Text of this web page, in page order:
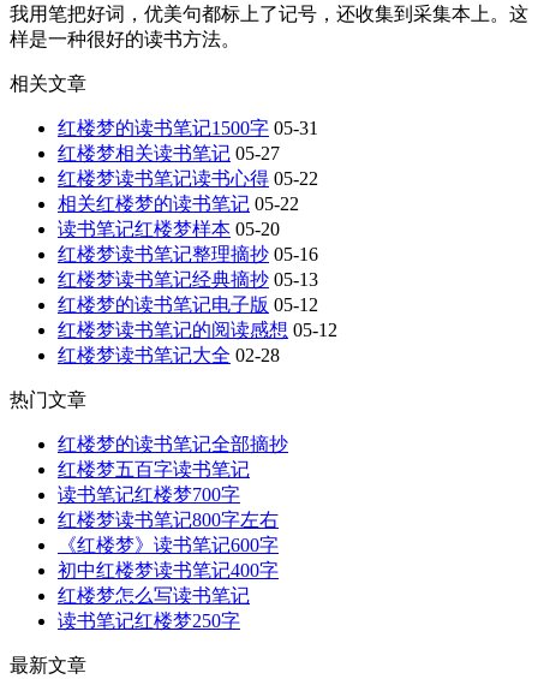
我用笔把好词，优美句都标上了记号，还收集到采集本上。这
样是一种很好的读书方法。
相关文章
红楼梦的读书笔记1500字 05-31
红楼梦相关读书笔记 05-27
红楼梦读书笔记读书心得 05-22
相关红楼梦的读书笔记 05-22
读书笔记红楼梦样本 05-20
红楼梦读书笔记整理摘抄 05-16
红楼梦读书笔记经典摘抄 05-13
红楼梦的读书笔记电子版 05-12
红楼梦读书笔记的阅读感想 05-12
红楼梦读书笔记大全 02-28
热门文章
红楼梦的读书笔记全部摘抄
红楼梦五百字读书笔记
读书笔记红楼梦700字
红楼梦读书笔记800字左右
《红楼梦》读书笔记600字
初中红楼梦读书笔记400字
红楼梦怎么写读书笔记
读书笔记红楼梦250字
最新文章